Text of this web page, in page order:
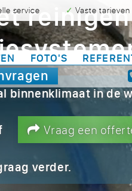
service ✓ Vaste tarieven
FOTO'S
binnenklimaat in de
Vraag een
verder.